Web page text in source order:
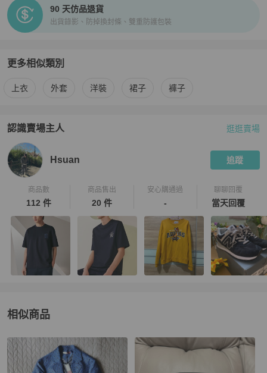
90 天仿品退貨
出貨錄影、防掉換封條、雙重防護包裝
更多相似類別
更多 Tommy Hilfiger 女裝相似商品推薦
上衣 外套 洋裝 裙子 褲子
認識賣場主人
PopChill 拍拍圈嚴選賣家
逛逛賣場
Hsuan 追蹤
商品數
112 件
商品售出
20 件
安心購通過
-
聊聊回覆
當天回覆
相似商品
更多相似Tommy Hilfiger女裝推薦精品